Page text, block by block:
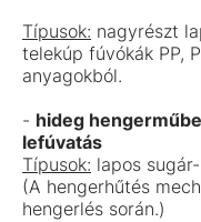
Típusok: nagyrészt
telekúp fúvókák PP,
anyagokból.
- hideg
lefúvatás
Típusok: lapos
(A hengerhűtés
hengerlés során.)